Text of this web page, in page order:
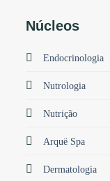
Núcleos
Endocrinologia
Nutrologia
Nutrição
Arquë Spa
Dermatologia